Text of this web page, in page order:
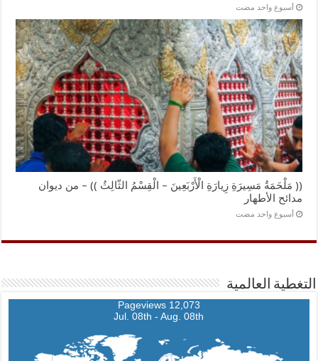
‏أسبوع واحد مضت
(( مَلْحَمَةُ مَسِيرَةِ زِيارَةِ الْأَرْبَعِينَ – الْقِسْمُ الثّالِثُ )) – من ديوان
مدائح الأطهار
‏أسبوع واحد مضت
التغطية العالمية
12,073 Pageviews
Jul. 08th - Aug. 08th